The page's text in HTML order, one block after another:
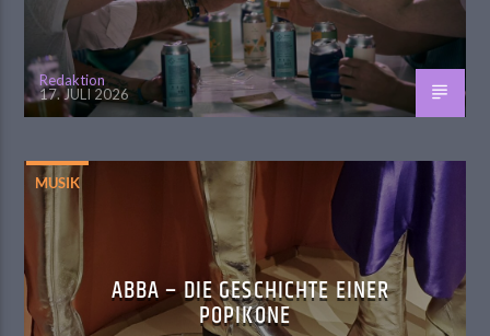
Redaktion
17. JULI 2026
MUSIK
ABBA – DIE GESCHICHTE EINER
POPIKONE